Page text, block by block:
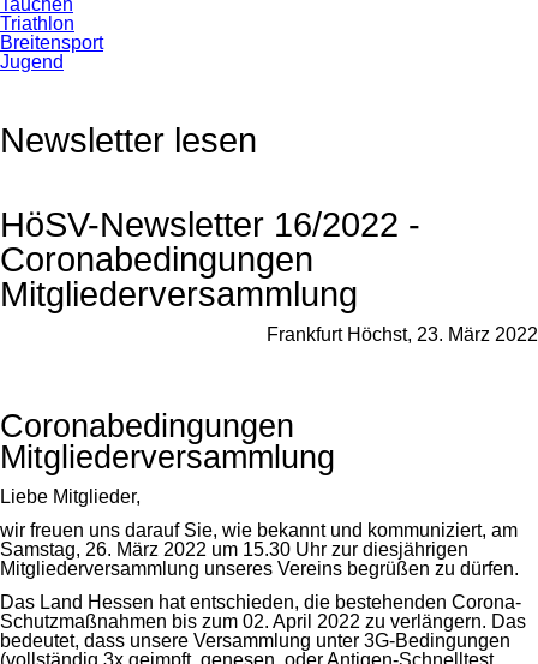
Tauchen
Triathlon
Breitensport
Jugend
Newsletter lesen
HöSV-Newsletter 16/2022 -
Coronabedingungen
Mitgliederversammlung
Frankfurt Höchst, 23. März 2022
Coronabedingungen
Mitgliederversammlung
Liebe Mitglieder,
wir freuen uns darauf Sie, wie bekannt und kommuniziert, am
Samstag, 26. März 2022 um 15.30 Uhr zur diesjährigen
Mitgliederversammlung unseres Vereins begrüßen zu dürfen.
Das Land Hessen hat entschieden, die bestehenden Corona-
Schutzmaßnahmen bis zum 02. April 2022 zu verlängern. Das
bedeutet, dass unsere Versammlung unter 3G-Bedingungen
(vollständig 3x geimpft, genesen, oder Antigen-Schnelltest